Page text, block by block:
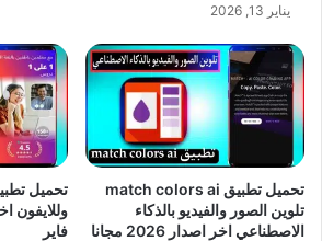
يناير 13, 2026
تحميل تطبيق match colors ai
تلوين الصور والفيديو بالذكاء
الاصطناعي اخر اصدار 2026 مجانا
فاير